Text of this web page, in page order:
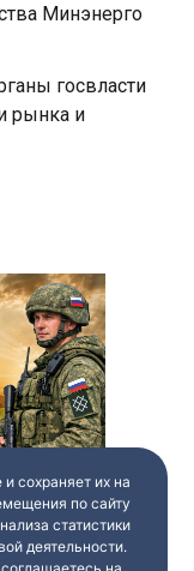
Минэнерго
госвласти
рынка и
сохраняет их на
по сайту
статистики
деятельности.